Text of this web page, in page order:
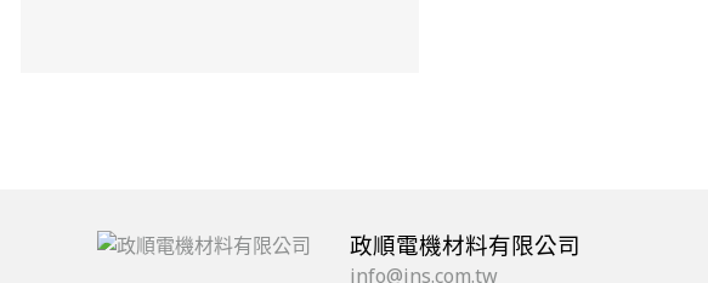
JWF3112-3 3P20A 250V
政順電機材料有限公司
info@jns.com.tw